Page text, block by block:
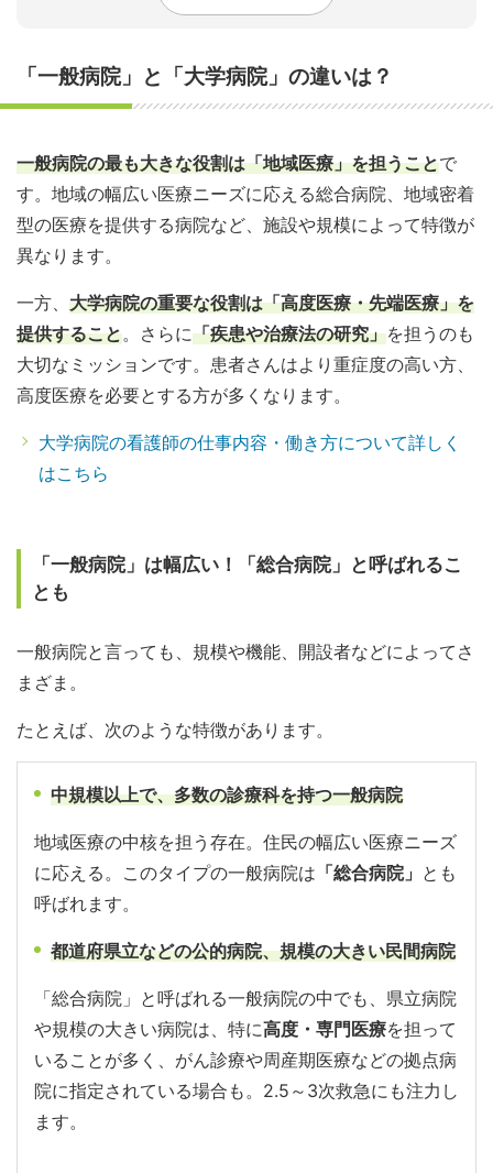
一般病院の看護師のデメリット
1.一般病院の「規模」
3.一般病院の「診療科・部署」
「一般病院」と「大学病院」の違いは？
一般病院の最も大きな役割は「地域医療」を担うことで
す。地域の幅広い医療ニーズに応える総合病院、地域密着
型の医療を提供する病院など、施設や規模によって特徴が
異なります。
一方、 大学病院の重要な役割は「高度医療・先端医療」を
提供すること。さらに「疾患や治療法の研究」を担うのも
大切なミッションです。患者さんはより重症度の高い方、
高度医療を必要とする方が多くなります。
大学病院の看護師の仕事内容・働き方について詳しく
はこちら
「一般病院」は幅広い！「総合病院」と呼ばれるこ
とも
一般病院と言っても、規模や機能、開設者などによってさ
まざま。
たとえば、次のような特徴があります。
中規模以上で、多数の診療科を持つ一般病院
地域医療の中核を担う存在。住民の幅広い医療ニーズ
に応える。このタイプの一般病院は 「総合病院」 とも
呼ばれます。
都道府県立などの公的病院、規模の大きい民間病院
「総合病院」と呼ばれる一般病院の中でも、県立病院
や規模の大きい病院は、特に高度・専門医療を担って
いることが多く、がん診療や周産期医療などの拠点病
院に指定されている場合も。2.5～3次救急にも注力し
ます。